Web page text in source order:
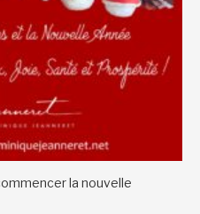
la nouvelle